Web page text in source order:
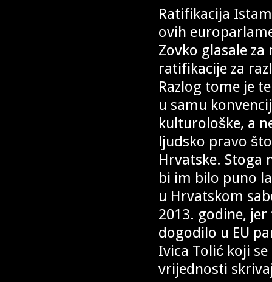
Ratifikacija
ovih
Zovko glasale
ratifikacije za
Razlog tome je
u samu
kulturološke, a
ljudsko pravo
Hrvatske. Stoga
bi im bilo puno
u Hrvatskom
2013. godine,
dogodilo u EU
Ivica Tolić koji
vrijednosti